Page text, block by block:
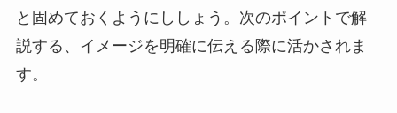
と固めておくようにししょう。次のポイントで解
説する、イメージを明確に伝える際に活かされま
す。